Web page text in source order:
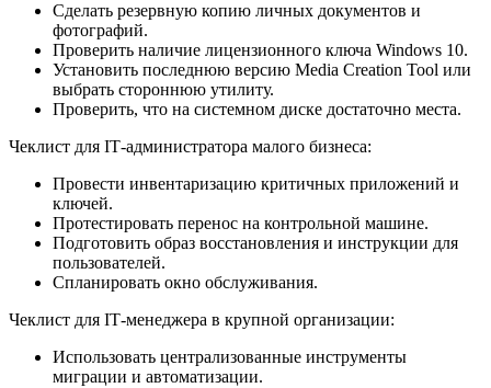
Сделать резервную копию личных документов и
фотографий.
Проверить наличие лицензионного ключа Windows 10.
Установить последнюю версию Media Creation Tool или
выбрать стороннюю утилиту.
Проверить, что на системном диске достаточно места.
Чеклист для IT‑администратора малого бизнеса:
Провести инвентаризацию критичных приложений и
ключей.
Протестировать перенос на контрольной машине.
Подготовить образ восстановления и инструкции для
пользователей.
Спланировать окно обслуживания.
Чеклист для IT‑менеджера в крупной организации:
Использовать централизованные инструменты
миграции и автоматизации.